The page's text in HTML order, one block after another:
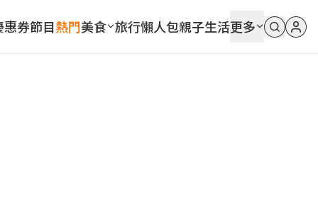
惠券節目熱門美食 旅行懶人包親子生活更多